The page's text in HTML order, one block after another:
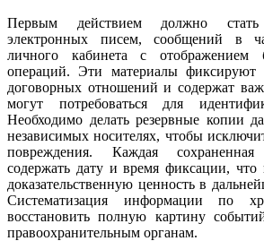
Первым действием должно стать
электронных писем, сообщений в
личного кабинета с отображением
операций. Эти материалы фиксируют
договорных отношений и содержат
могут потребоваться для
Необходимо делать резервные копии
независимых носителях, чтобы
повреждения. Каждая
содержать дату и время фиксации,
доказательственную ценность в
Систематизация информации по
восстановить полную картину
правоохранительным органам.